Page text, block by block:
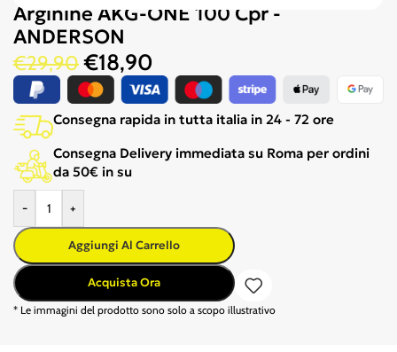
Arginine AKG-ONE 100 Cpr -
ANDERSON
€29,90 €18,90
Consegna rapida in tutta italia in 24 - 72 ore
Consegna Delivery immediata su Roma per ordini
da 50€ in su
- +
Aggiungi Al Carrello
Acquista Ora
* Le immagini del prodotto sono solo a scopo illustrativo